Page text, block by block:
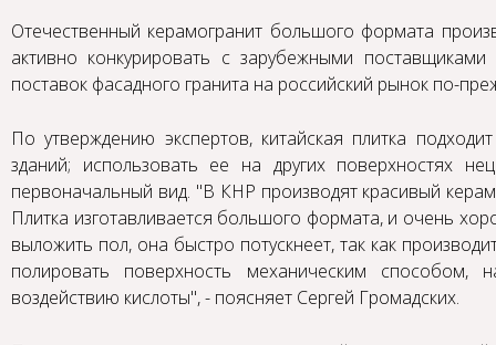
Отечественный керамогранит большого формата
активно конкурировать с зарубежными
поставок фасадного гранита на российский рынок по-
По утверждению экспертов, китайская плитка
зданий; использовать ее на других поверхностях
первоначальный вид. "В КНР производят красивый
Плитка изготавливается большого формата, и очень
выложить пол, она быстро потускнеет, так как
полировать поверхность механическим способом,
воздействию кислоты", - поясняет Сергей Громадских.